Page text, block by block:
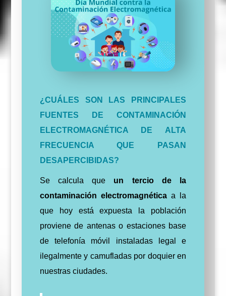
¿CUÁLES SON LAS PRINCIPALES
FUENTES DE CONTAMINACIÓN
ELECTROMAGNÉTICA DE ALTA
FRECUENCIA QUE PASAN
DESAPERCIBIDAS?
Se calcula que un tercio de la
contaminación electromagnéticaa la
que hoy está expuesta la población
proviene de antenas o estaciones base
de telefonía móvil instaladas legal e
ilegalmente y camufladas por doquier en
nuestras ciudades.